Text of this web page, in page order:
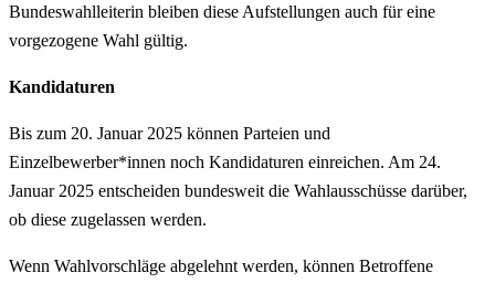
Bundeswahlleiterin bleiben diese Aufstellungen auch für eine
vorgezogene Wahl gültig.
Kandidaturen
Bis zum 20. Januar 2025 können Parteien und
Einzelbewerber*innen noch Kandidaturen einreichen. Am 24.
Januar 2025 entscheiden bundesweit die Wahlausschüsse darüber,
ob diese zugelassen werden.
Wenn Wahlvorschläge abgelehnt werden, können Betroffene